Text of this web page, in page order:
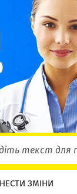
ЗМІНИ